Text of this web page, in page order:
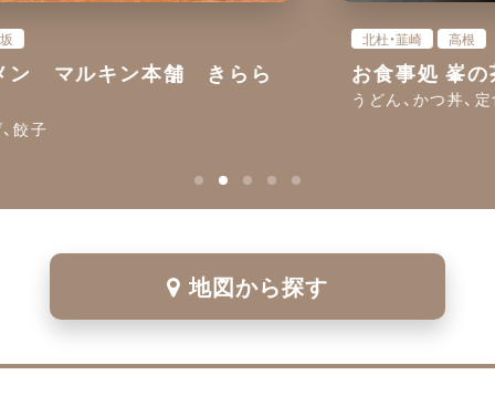
お食事処 峯の茶屋
地図から探す